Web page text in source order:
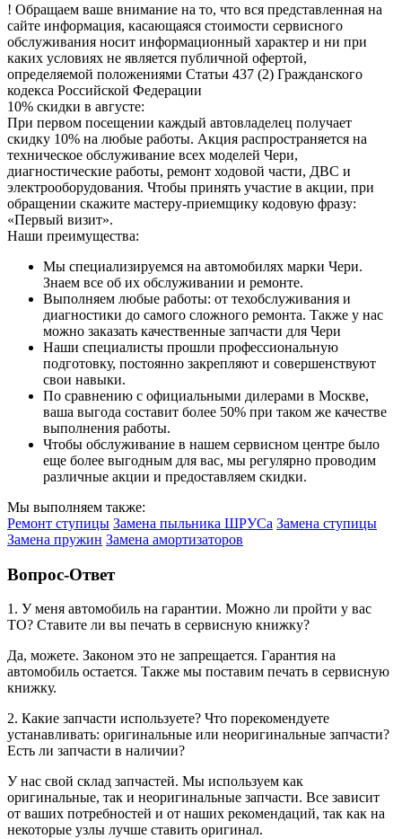
! Обращаем ваше внимание на то, что вся представленная на
сайте информация, касающаяся стоимости сервисного
обслуживания носит информационный характер и ни при
каких условиях не является публичной офертой,
определяемой положениями Статьи 437 (2) Гражданского
кодекса Российской Федерации
10% скидки в августе:
При первом посещении каждый автовладелец получает
скидку 10% на любые работы. Акция распространяется на
техническое обслуживание всех моделей Чери,
диагностические работы, ремонт ходовой части, ДВС и
электрооборудования. Чтобы принять участие в акции, при
обращении скажите мастеру-приемщику кодовую фразу:
«Первый визит».
Наши преимущества:
Мы специализируемся на автомобилях марки Чери.
Знаем все об их обслуживании и ремонте.
Выполняем любые работы: от техобслуживания и
диагностики до самого сложного ремонта. Также у нас
можно заказать качественные запчасти для Чери
Наши специалисты прошли профессиональную
подготовку, постоянно закрепляют и совершенствуют
свои навыки.
По сравнению с официальными дилерами в Москве,
ваша выгода составит более 50% при таком же качестве
выполнения работы.
Чтобы обслуживание в нашем сервисном центре было
еще более выгодным для вас, мы регулярно проводим
различные акции и предоставляем скидки.
Мы выполняем также:
Ремонт ступицы Замена пыльника ШРУСа Замена ступицы
Замена пружин Замена амортизаторов
Вопрос-Ответ
1. У меня автомобиль на гарантии. Можно ли пройти у вас
ТО? Ставите ли вы печать в сервисную книжку?
Да, можете. Законом это не запрещается. Гарантия на
автомобиль остается. Также мы поставим печать в сервисную
книжку.
2. Какие запчасти используете? Что порекомендуете
устанавливать: оригинальные или неоригинальные запчасти?
Есть ли запчасти в наличии?
У нас свой склад запчастей. Мы используем как
оригинальные, так и неоригинальные запчасти. Все зависит
от ваших потребностей и от наших рекомендаций, так как на
некоторые узлы лучше ставить оригинал.